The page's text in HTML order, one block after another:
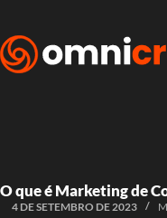
O que é Marketing de
4 DE SETEMBRO DE 2023 M